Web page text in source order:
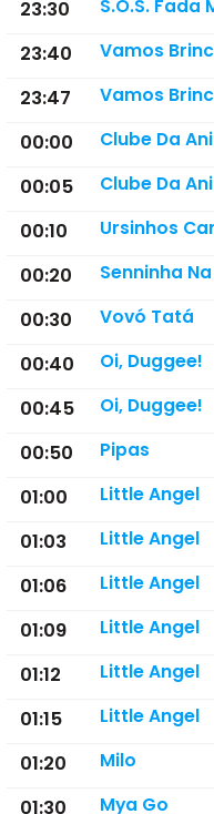
23:30 S.O.S. Fada
23:40 Vamos
23:47 Vamos
00:00 Clube Da
00:05 Clube Da
00:10 Ursinhos
00:20 Senninha
00:30 Vovó Tatá
00:40 Oi, Duggee!
00:45 Oi, Duggee!
00:50 Pipas
01:00 Little Angel
01:03 Little Angel
01:06 Little Angel
01:09 Little Angel
01:12 Little Angel
01:15 Little Angel
01:20 Milo
01:30 Mya Go